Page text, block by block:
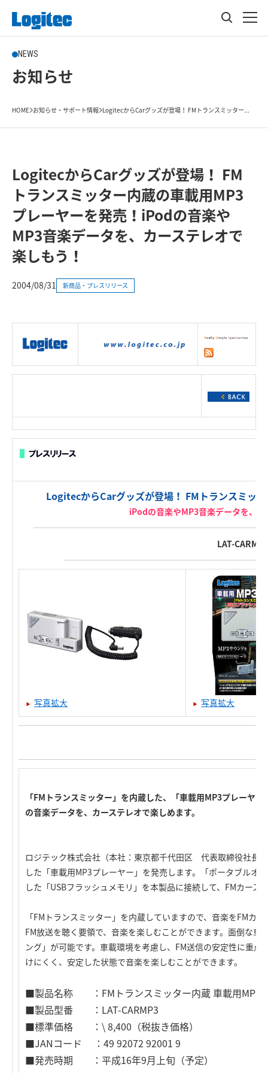
NEWS
お知らせ
HOME お知らせ・サポート情報 LogitecからCarグッズが登場！ FMトランスミッター...
LogitecからCarグッズが登場！ FM
トランスミッター内蔵の車載用MP3
プレーヤーを発売！iPodの音楽や
MP3音楽データを、カーステレオで
楽しもう！
2004/08/31 新商品・プレスリリース
LogitecからCarグッズが登場！ FMトランスミッ
iPodの音楽やMP3音楽データを、
LAT-CARMP3
写真拡大 写真拡大
「FMトランスミッター」を内蔵した、「車載用MP3プレーヤ
の音楽データを、カーステレオで楽しめます。
ロジテック株式会社（本社：東京都千代田区 代表取締役社長
した「車載用MP3プレーヤー」を発売します。「ポータブルオ
した「USBフラッシュメモリ」を本製品に接続して、FMカース
「FMトランスミッター」を内蔵していますので、音楽をFMカ
FM放送を聴く要領で、音楽を楽しむことができます。面倒な
ング」が可能です。車載環境を考慮し、FM送信の安定性に重
けにくく、安定した状態で音楽を楽しむことができます。
■製品名称 ：FMトランスミッター内蔵 車載用MP3
■製品型番 ：LAT-CARMP3
■標準価格 ：\ 8,400（税抜き価格）
■JANコード ：49 92072 92001 9
■発売時期 ：平成16年9月上旬（予定）